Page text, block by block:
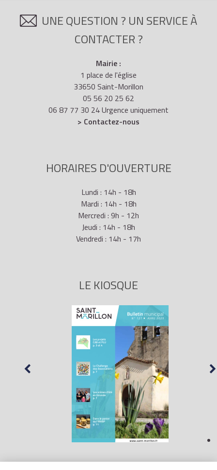
UNE QUESTION ? UN SERVICE À
CONTACTER ?
Mairie :
1 place de l'église
33650 Saint-Morillon
05 56 20 25 62
06 87 77 30 24 Urgence uniquement
> Contactez-nous
HORAIRES D'OUVERTURE
Lundi : 14h - 18h
Mardi : 14h - 18h
Mercredi : 9h - 12h
Jeudi : 14h - 18h
Vendredi : 14h - 17h
LE KIOSQUE